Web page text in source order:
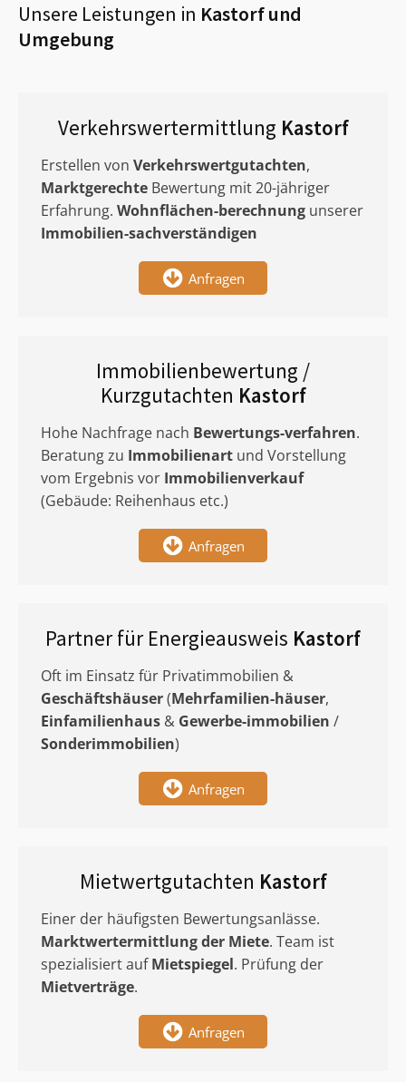
Unsere Leistungen in Kastorfund
Umgebung
Verkehrswertermittlung Kastorf
Erstellen von Verkehrswertgutachten,
Marktgerechte Bewertung mit 20-jähriger
Erfahrung. Wohnflächen-berechnung unserer
Immobilien-sachverständigen
Anfragen
Immobilienbewertung /
Kurzgutachten Kastorf
Hohe Nachfrage nach Bewertungs-verfahren.
Beratung zu Immobilienart und Vorstellung
vom Ergebnis vor Immobilienverkauf
(Gebäude: Reihenhaus etc.)
Anfragen
Partner für Energieausweis Kastorf
Oft im Einsatz für Privatimmobilien &
Geschäftshäuser(Mehrfamilien-häuser,
Einfamilienhaus & Gewerbe-immobilien /
Sonderimmobilien)
Anfragen
Mietwertgutachten Kastorf
Einer der häufigsten Bewertungsanlässe.
Marktwertermittlungder Miete. Team ist
spezialisiert aufMietspiegel. Prüfung der
Mietverträge.
Anfragen